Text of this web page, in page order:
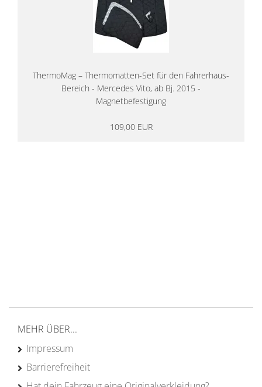
ThermoMag – Thermomatten-Set für den Fahrerhaus-
Bereich - Mercedes Vito, ab Bj. 2015 -
Magnetbefestigung
109,00 EUR
MEHR ÜBER...
Impressum
Barrierefreiheit